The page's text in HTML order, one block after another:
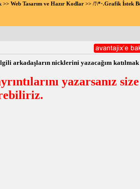
>> Web Tasarım ve Hazır Kodlar>> /!\*·.Grafik İstek
arkadaşların nicklerini yazacağım
yazarsanız